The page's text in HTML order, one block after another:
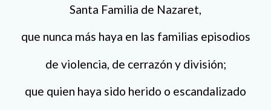
Santa Familia de Nazaret,
que nunca más haya en las familias episodios
de violencia, de cerrazón y división;
que quien haya sido herido o escandalizado